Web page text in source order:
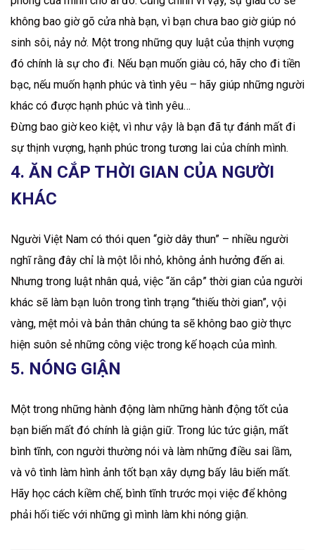
không bao giờ gõ cửa nhà bạn, vì bạn chưa bao giờ giúp nó
sinh sôi, nảy nở. Một trong những quy luật của thịnh vượng
đó chính là sự cho đi. Nếu bạn muốn giàu có, hãy cho đi tiền
bạc, nếu muốn hạnh phúc và tình yêu – hãy giúp những người
khác có được hạnh phúc và tình yêu…
Đừng bao giờ keo kiệt, vì như vậy là bạn đã tự đánh mất đi
sự thịnh vượng, hạnh phúc trong tương lai của chính mình.
4. ĂN CẮP THỜI GIAN CỦA NGƯỜI
KHÁC
Người Việt Nam có thói quen “giờ dây thun” – nhiều người
nghĩ rằng đây chỉ là một lỗi nhỏ, không ảnh hưởng đến ai.
Nhưng trong luật nhân quả, việc “ăn cắp” thời gian của người
khác sẽ làm bạn luôn trong tình trạng “thiếu thời gian”, vội
vàng, mệt mỏi và bản thân chúng ta sẽ không bao giờ thực
hiện suôn sẻ những công việc trong kế hoạch của mình.
5. NÓNG GIẬN
Một trong những hành động làm những hành động tốt của
bạn biến mất đó chính là giận giữ. Trong lúc tức giận, mất
bình tĩnh, con người thường nói và làm những điều sai lầm,
và vô tình làm hình ảnh tốt bạn xây dựng bấy lâu biến mất.
Hãy học cách kiềm chế, bình tĩnh trước mọi việc để không
phải hối tiếc với những gì mình làm khi nóng giận.